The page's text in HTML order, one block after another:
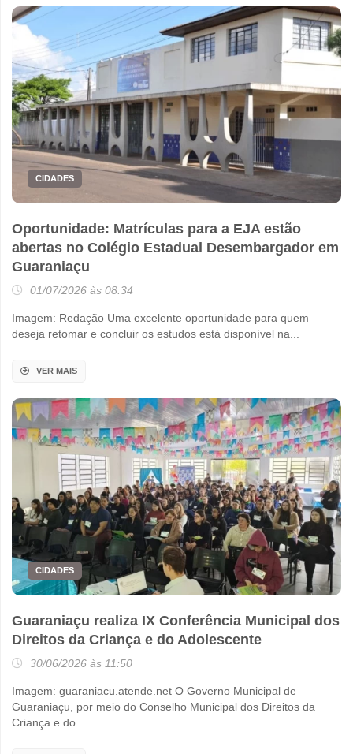
CIDADES
Oportunidade: Matrículas para a EJA estão
abertas no Colégio Estadual Desembargador em
Guaraniaçu
01/07/2026 às 08:34
Imagem: Redação Uma excelente oportunidade para quem
deseja retomar e concluir os estudos está disponível na...
VER MAIS
CIDADES
Guaraniaçu realiza IX Conferência Municipal dos
Direitos da Criança e do Adolescente
30/06/2026 às 11:50
Imagem: guaraniacu.atende.net O Governo Municipal de
Guaraniaçu, por meio do Conselho Municipal dos Direitos da
Criança e do...